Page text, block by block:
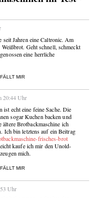
Jahren eine Caltronic. Am
Geht schnell, schmeckt
eine herrliche
MIR
20:44 Uhr
ist echt eine feine Sache. Die
sogar Kuchen backen und
ältere Brotbackmaschine ich
Ich bin letztens auf ein Beitrag
frisches-brot
kaufe ich mir den Unold-
mich.
MIR
Uhr